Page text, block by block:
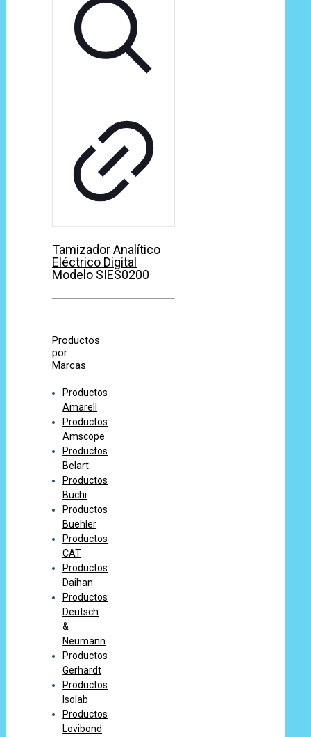
Tamizador Analítico
Eléctrico Digital
Modelo SIES0200
Productos
por
Marcas
Productos
Amarell
Productos
Amscope
Productos
Belart
Productos
Buchi
Productos
Buehler
Productos
CAT
Productos
Daihan
Productos
Deutsch
&
Neumann
Productos
Gerhardt
Productos
Isolab
Productos
Lovibond